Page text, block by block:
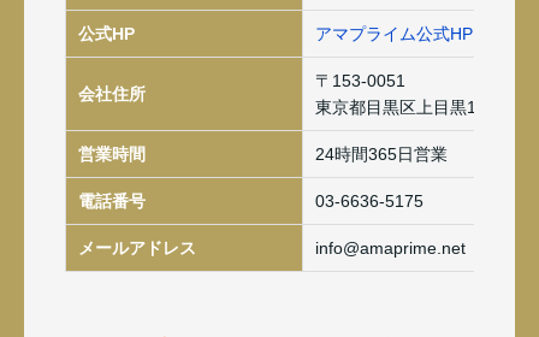
公式HP アマプライム公式HP
会社住所
〒153-0051
東京都目黒区上目黒1-18-11
営業時間 24時間365日営業
電話番号 03-6636-5175
メールアドレス info@amaprime.net